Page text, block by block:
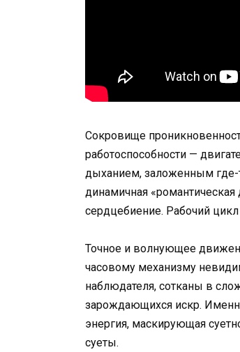
Сокровище
работоспособности —
дыханием, заложенным где-
динамичная
сердцебиение. Рабочий
Точное и волнующее
часовому механизму
наблюдателя, сотканы в
зарождающихся искр.
энергия, маскирующая
суеты.